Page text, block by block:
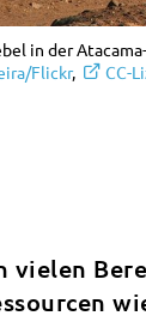
in der
Flickr, CC-
vielen